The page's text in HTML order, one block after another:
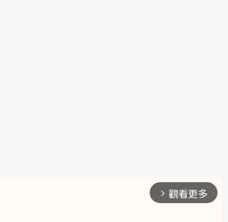
arrow_forward_ios 觀看更多